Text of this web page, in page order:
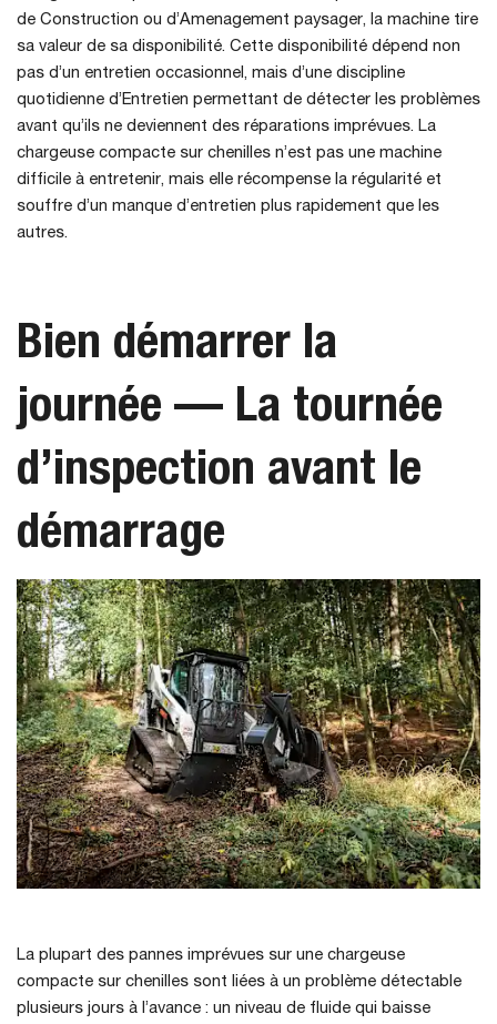
de Construction ou d’Amenagement paysager, la machine tire
sa valeur de sa disponibilité. Cette disponibilité dépend non
pas d’un entretien occasionnel, mais d’une discipline
quotidienne d’Entretien permettant de détecter les problèmes
avant qu’ils ne deviennent des réparations imprévues. La
chargeuse compacte sur chenilles n’est pas une machine
difficile à entretenir, mais elle récompense la régularité et
souffre d’un manque d’entretien plus rapidement que les
autres.
Bien démarrer la
journée — La tournée
d’inspection avant le
démarrage
La plupart des pannes imprévues sur une chargeuse
compacte sur chenilles sont liées à un problème détectable
plusieurs jours à l’avance : un niveau de fluide qui baisse